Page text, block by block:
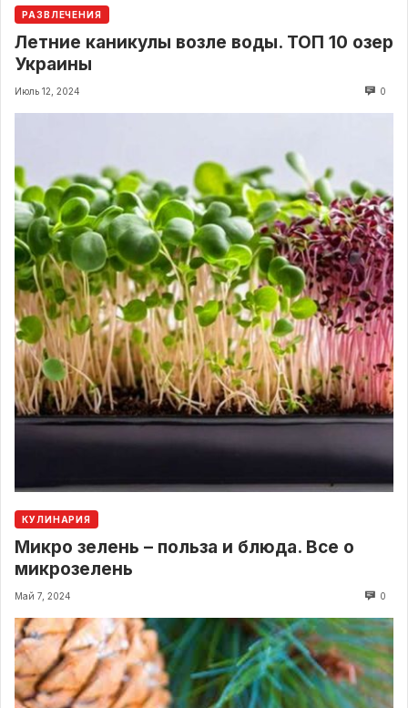
РАЗВЛЕЧЕНИЯ
Летние каникулы возле воды. ТОП 10 озер
Украины
Июль 12, 2024 0
КУЛИНАРИЯ
Микро зелень – польза и блюда. Все о
микрозелень
Май 7, 2024 0